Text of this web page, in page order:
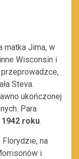
matka Jima, w
Wisconsin i
przeprowadzce,
Steva.
ukończonej
Para
1942 roku.
na
i